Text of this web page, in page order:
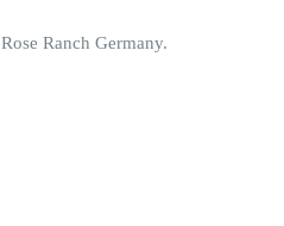
Ranch Germany.